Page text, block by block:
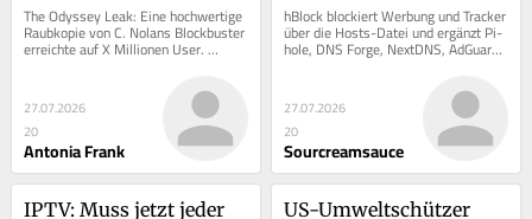
The Odyssey Leak: Eine hochwertige
Raubkopie von C. Nolans Blockbuster
erreichte auf X Millionen User.
27.07.2026
20
Antonia Frank
hBlock blockiert Werbung und Tracker
über die Hosts-Datei und ergänzt Pi-
hole, DNS Forge, NextDNS, AdGuard
DNS und andere DNS-Adblocker.
27.07.2026
20
Sourcreamsauce
IPTV: Muss jetzt jeder
US-Umweltschützer